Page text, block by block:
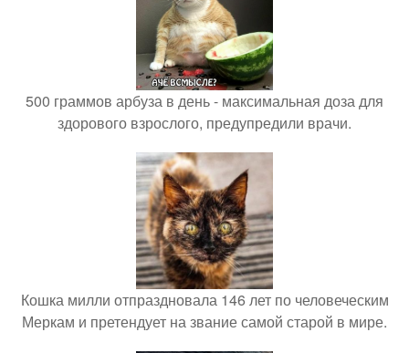
500 граммов арбуза в день - максимальная доза для
здорового взрослого, предупредили врачи.
Кошка милли отпраздновала 146 лет по человеческим
Меркам и претендует на звание самой старой в мире.